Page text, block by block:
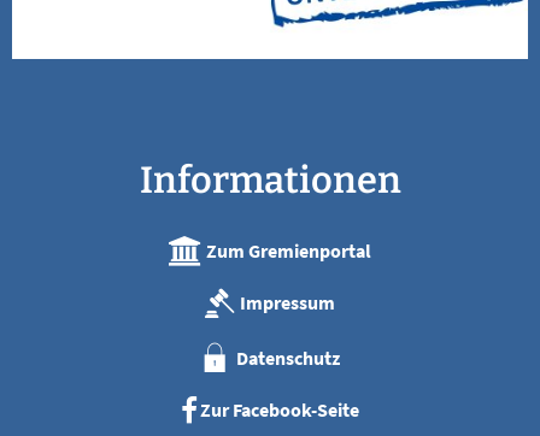
Informationen
Zum Gremienportal
Impressum
Datenschutz
Zur Facebook-Seite